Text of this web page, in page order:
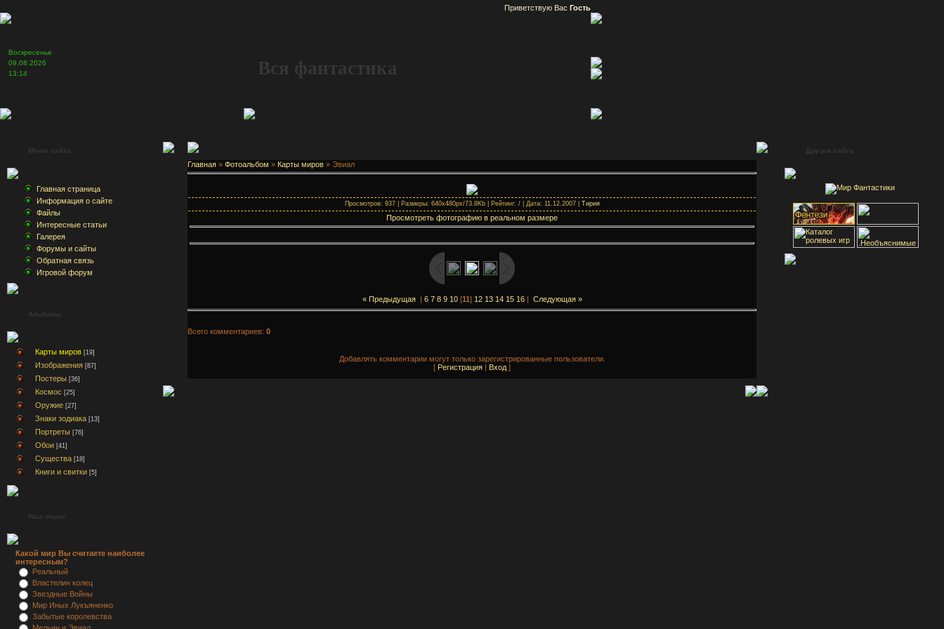
Приветствую Вас Гость
Воскресенье
09.08.2026
13:14
Вся фантастика
Меню сайта
Главная страница
Информация о сайте
Файлы
Интересные статьи
Галерея
Форумы и сайты
Обратная связь
Игровой форум
Альбомы
Карты миров [19]
Изображения [87]
Постеры [36]
Космос [25]
Оружие [27]
Знаки зодиака [13]
Портреты [76]
Обои [41]
Существа [18]
Книги и свитки [5]
Наш опрос
Какой мир Вы считаете наиболее
интересным?
Реальный
Властелин колец
Звездные Войны
Мир Иных Лукъяненко
Забытые королевства
Главная » Фотоальбом » Карты миров » Эвиал
Просмотров: 937 | Размеры: 640x480px/73.8Kb | Рейтинг: / | Дата: 11.12.2007 | Тирия
Просмотреть фотографию в реальном размере
« Предыдущая| 6 7 8 9 10[11] 12 13 14 15 16| Следующая »
Всего комментариев: 0
Добавлять комментарии могут только зарегистрированные пользователи.
[ Регистрация Вход ]
Друзья сайта